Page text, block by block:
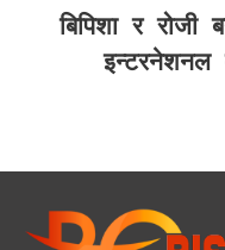
बिपिशा र रोजी
इन्टरनेशनल